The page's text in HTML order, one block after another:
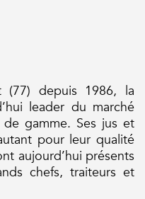
(77) depuis 1986, la
leader du marché
gamme. Ses jus et
pour leur qualité
aujourd’hui présents
chefs, traiteurs et